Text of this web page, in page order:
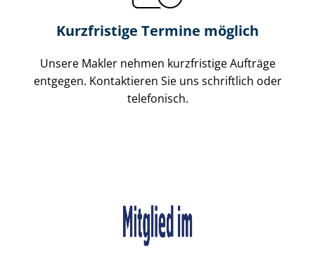
Kurzfristige Termine möglich
Unsere Makler nehmen kurzfristige Aufträge
entgegen. Kontaktieren Sie uns schriftlich oder
telefonisch.